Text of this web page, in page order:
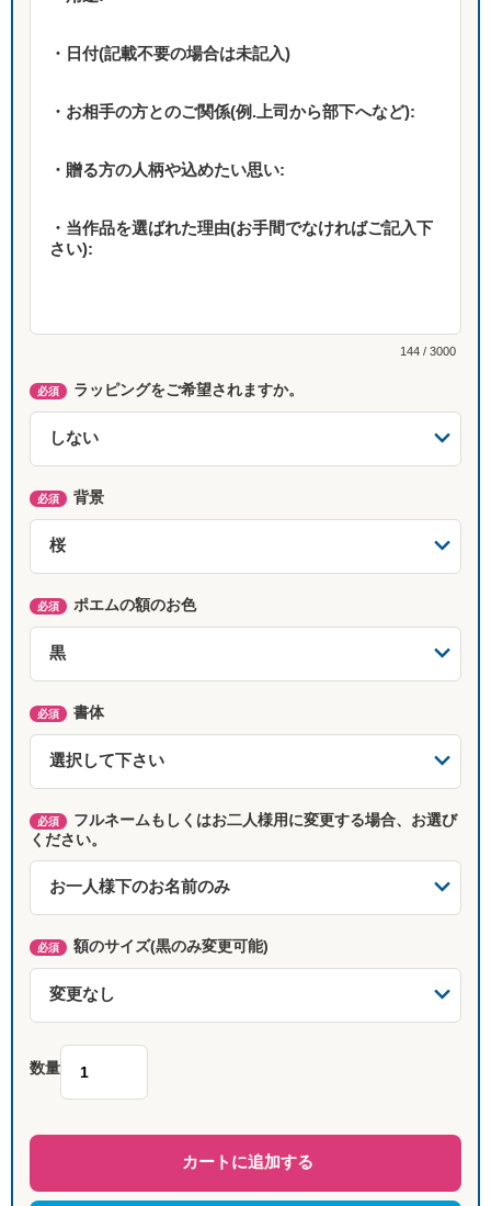
144 / 3000
必須 ラッピングをご希望されますか。
必須 背景
必須 ポエムの額のお色
必須 書体
必須
フルネームもしくはお二人様用に変更する場合、お選び
ください。
必須 額のサイズ(黒のみ変更可能)
数量
カートに追加する